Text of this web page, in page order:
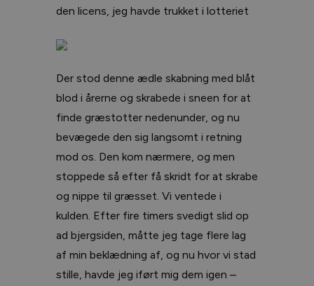
den licens, jeg havde trukket i lotteriet
Der stod denne ædle skabning med blåt
blod i årerne og skrabede i sneen for at
finde græstotter nedenunder, og nu
bevægede den sig langsomt i retning
mod os. Den kom nærmere, og men
stoppede så efter få skridt for at skrabe
og nippe til græsset. Vi ventede i
kulden. Efter fire timers svedigt slid op
ad bjergsiden, måtte jeg tage flere lag
af min beklædning af, og nu hvor vi stad
stille, havde jeg iført mig dem igen –